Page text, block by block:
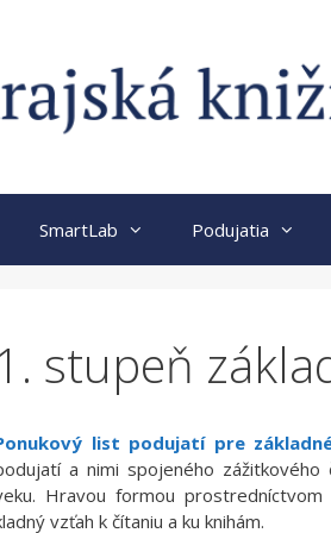
SmartLab Podujatia
stupeň
list podujatí pre
a nimi spojeného
Hravou formou
vzťah k čítaniu a ku knihám.